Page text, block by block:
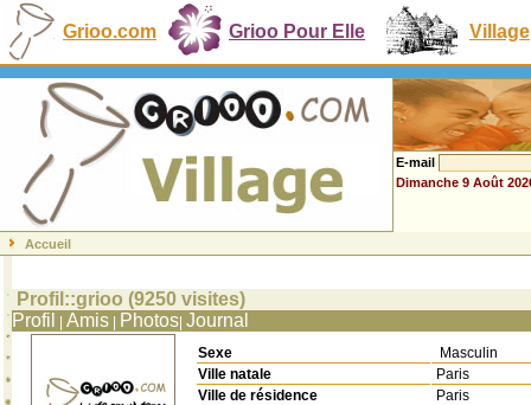
Grioo.com Grioo Pour Elle Village
E-mail
Dimanche 9 Août
Accueil
Profil::grioo (9250 visites)
Profil
Amis Photos Journal
Sexe
Masculin
Ville natale
Paris
Ville de résidence
Paris